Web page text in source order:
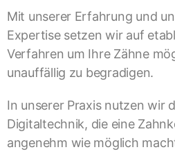
Mit unserer Erfahrung und
Expertise setzen wir auf
Verfahren um Ihre Zähne
unauffällig zu begradigen.
In unserer Praxis nutzen wir
Digitaltechnik, die eine
angenehm wie möglich